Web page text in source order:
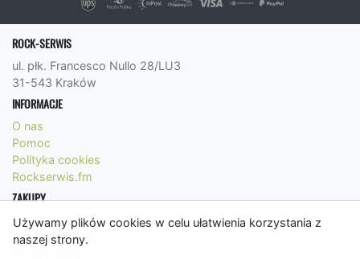
Używamy plików cookies w celu ułatwienia korzystania z
naszej strony.
ROCK-SERWIS
ul. płk. Francesco Nullo 28/LU3
31-543 Kraków
INFORMACJE
O nas
Pomoc
Polityka cookies
Rockserwis.fm
ZAKUPY
Formy płatności
Koszty wysyłki